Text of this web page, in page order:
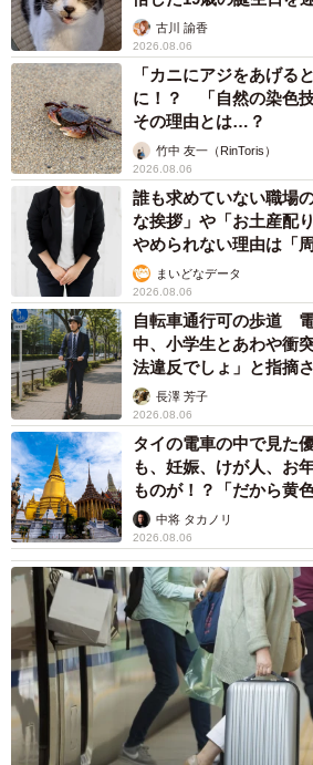
その理由とは…？
竹中 友一（RinToris）
2026.08.06
誰も求めていない職場
な挨拶」や「お土産配
やめられない理由は「
まいどなデータ
2026.08.06
自転車通行可の歩道
中、小学生とあわや衝
法違反でしょ」と指摘
説】長澤 芳子
2026.08.06
タイの電車の中で見た
も、妊娠、けが人、
ものが！？「だから黄
中将 タカノリ
2026.08.06
【物価高が直撃】お盆帰省「予定なし
速バスの「使い分け」が鮮明に